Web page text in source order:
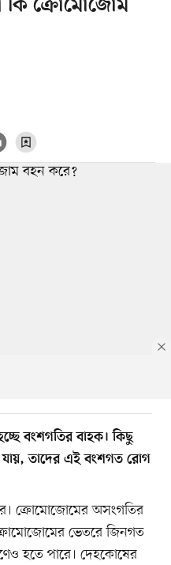
কি ক্রোমোজোম
বংশগতির বাহক। কিছু
যায়, তাদের এই বংশগত রোগ
ক্রোমোজোমের অসংগতির
ভেতরে জিনগত
হতে পারে। দেহকোষের